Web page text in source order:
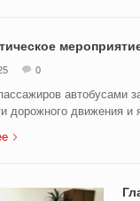
0
автобусами
дорожного движения